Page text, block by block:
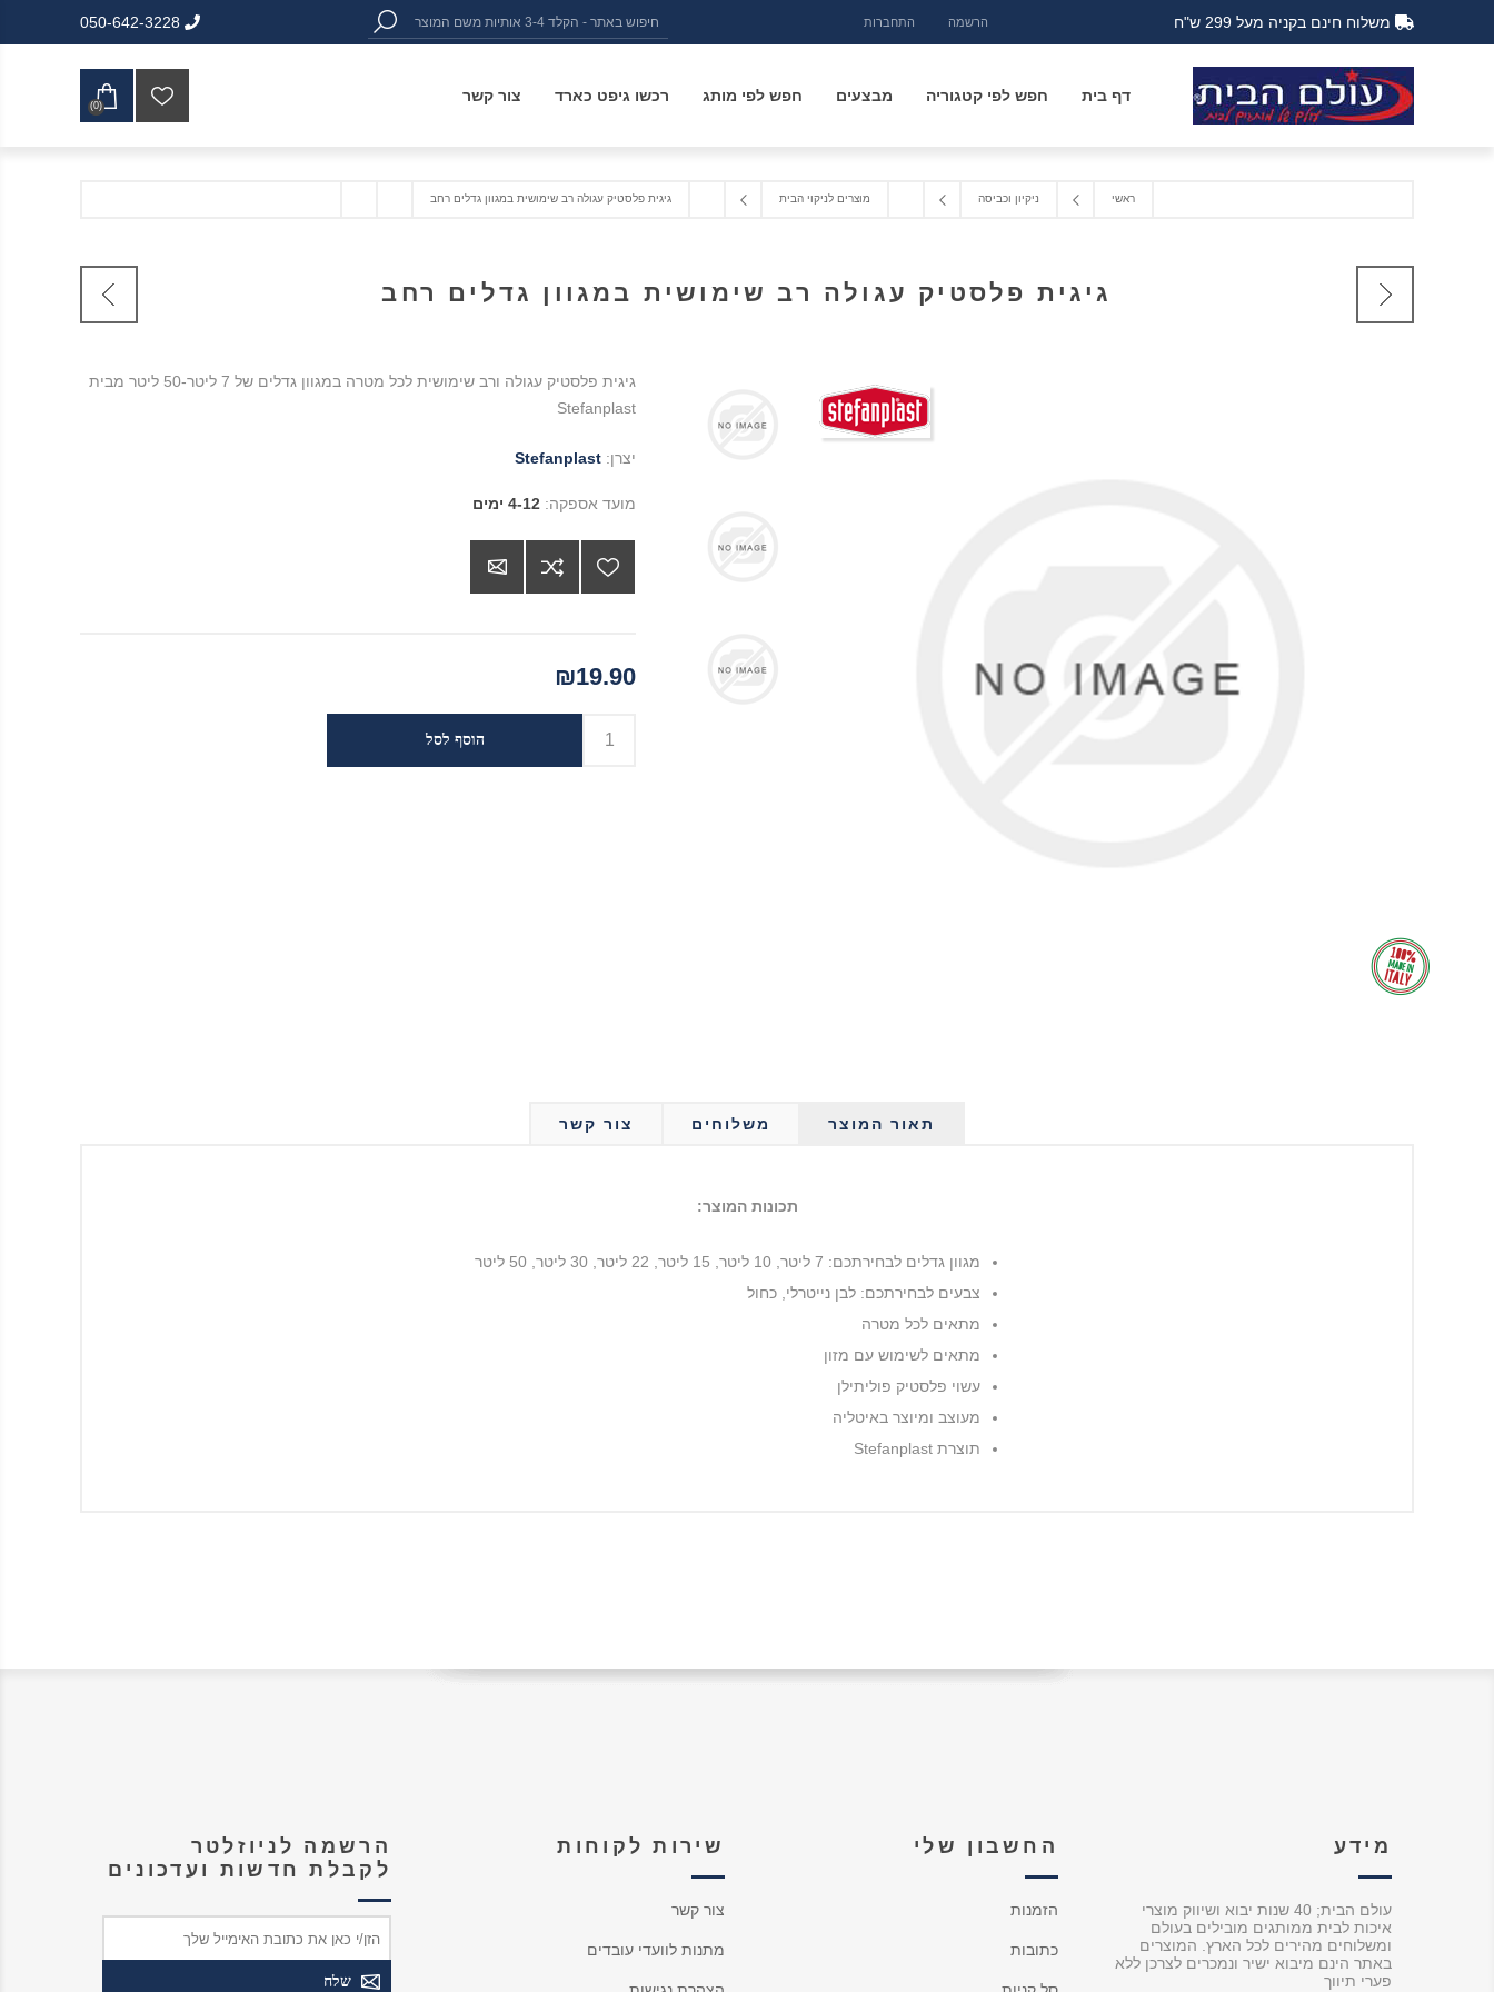
הרשמה התחברות משלוח חינם בקניה מעל 299 ש"ח 050-642-3228
דף בית חפש לפי קטגוריה מבצעים חפש לפי מותג רכשו גיפט כארד צור קשר
(0)
ראשי ניקיון וכביסה מוצרים לניקוי הבית גיגית פלסטיק עגולה רב שימושית במגוון גדלים רחב
גיגית פלסטיק עגולה רב שימושית במגוון גדלים רחב
גיגית פלסטיק עגולה ורב שימושית לכל מטרה במגוון גדלים של 7 ליטר-50 ליטר מבית
Stefanplast
יצרן: Stefanplast
מועד אספקה: 4-12 ימים
₪19.90
תאור המוצר משלוחים צור קשר
תכונות המוצר:
מגוון גדלים לבחירתכם: 7 ליטר, 10 ליטר, 15 ליטר, 22 ליטר, 30 ליטר, 50 ליטר
צבעים לבחירתכם: לבן נייטרלי, כחול
מתאים לכל מטרה
מתאים לשימוש עם מזון
עשוי פלסטיק פוליתילן
מעוצב ומיוצר באיטליה
תוצרת Stefanplast
מידע
עולם הבית; 40 שנות יבוא ושיווק מוצרי
איכות לבית ממותגים מובילים בעולם
ומשלוחים מהירים לכל הארץ. המוצרים
באתר הינם מיבוא ישיר ונמכרים לצרכן ללא
פערי תיווך
החשבון שלי
הזמנות
כתובות
שירות לקוחות
צור קשר
מתנות לוועדי עובדים
הרשמה לניוזלטר
לקבלת חדשות ועדכונים